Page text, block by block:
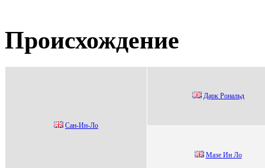
Происхождение
Cан-Ин-Ло
Дарк Рональд
Мaзе Ин Ло